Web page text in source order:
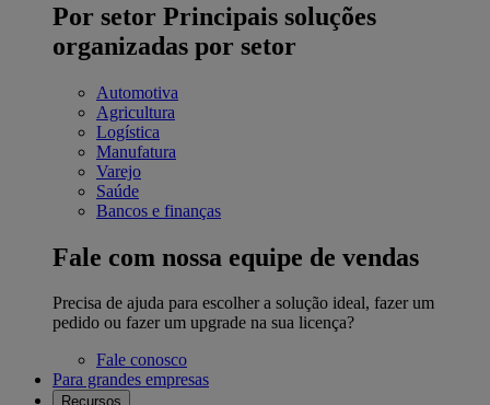
Por setor Principais soluções
organizadas por setor
Automotiva
Agricultura
Logística
Manufatura
Varejo
Saúde
Bancos e finanças
Fale com nossa equipe de vendas
Precisa de ajuda para escolher a solução ideal, fazer um
pedido ou fazer um upgrade na sua licença?
Fale conosco
Para grandes empresas
Recursos